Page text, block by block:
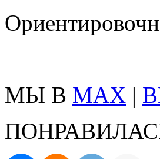
МЫ В MAX |